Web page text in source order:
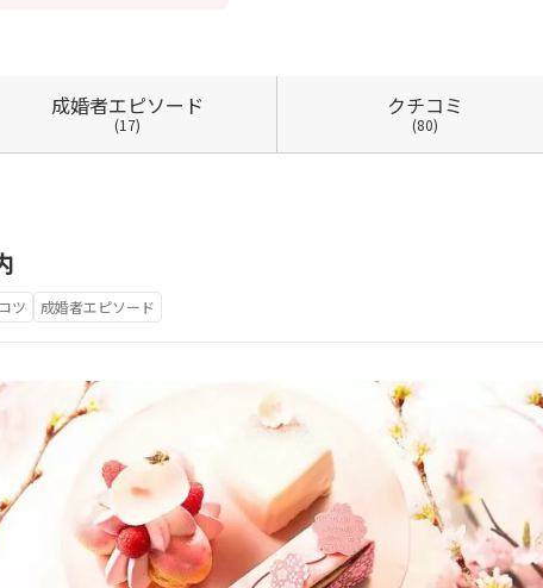
成婚者エピソード
(17)
クチコミ
(80)
ツ 成婚者エピソード